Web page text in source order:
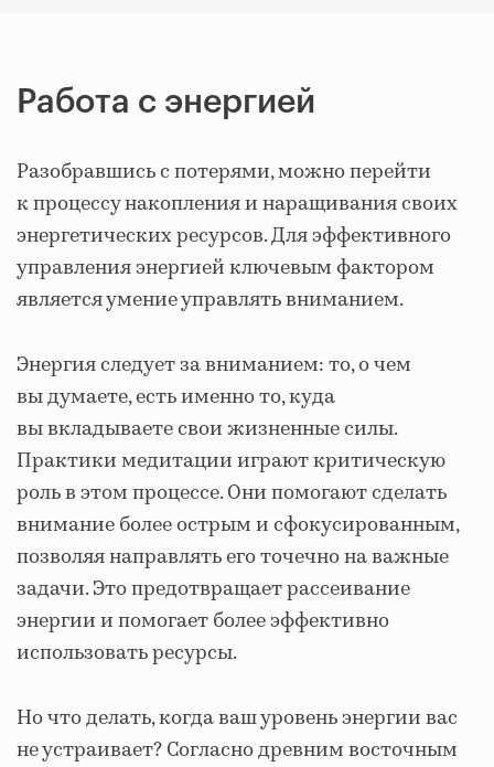
Работа с энергией
Разобравшись с потерями, можно перейти
к процессу накопления и наращивания своих
энергетических ресурсов. Для эффективного
управления энергией ключевым фактором
является умение управлять вниманием.
Энергия следует за вниманием: то, о чем
вы думаете, есть именно то, куда
вы вкладываете свои жизненные силы.
Практики медитации играют критическую
роль в этом процессе. Они помогают сделать
внимание более острым и сфокусированным,
позволяя направлять его точечно на важные
задачи. Это предотвращает рассеивание
энергии и помогает более эффективно
использовать ресурсы.
Но что делать, когда ваш уровень энергии вас
не устраивает? Согласно древним восточным